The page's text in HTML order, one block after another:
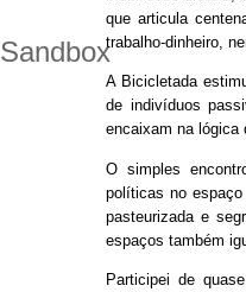
que articula
trabalho-dinheiro,
A Bicicletada
de indivíduos
encaixam na lógica
O simples
políticas no
pasteurizada e
espaços também
Participei de
Sandbox